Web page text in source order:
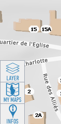
LAYER
MY MAPS
INFOS